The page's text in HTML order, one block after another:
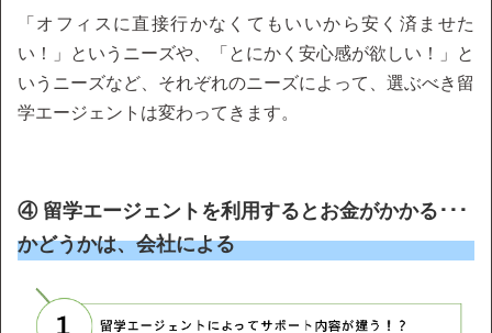
「オフィスに直接行かなくてもいいから安く済ませた
い！」というニーズや、「とにかく安心感が欲しい！」と
いうニーズなど、それぞれのニーズによって、選ぶべき留
学エージェントは変わってきます。
④ 留学エージェントを利用するとお金がかかる･･･
かどうかは、会社による